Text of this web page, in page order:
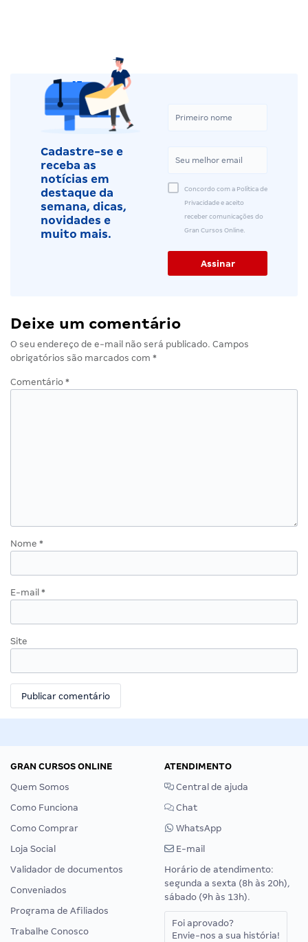
Cadastre-se e
receba as
notícias em
destaque da
semana, dicas,
novidades e
muito mais.
Concordo com a Política de
Privacidade e aceito
receber comunicações do
Gran Cursos Online.
Deixe um comentário
O seu endereço de e-mail não será publicado. Campos
obrigatórios são marcados com *
Comentário *
Nome *
E-mail *
Site
GRAN CURSOS ONLINE
Quem Somos
Como Funciona
Como Comprar
Loja Social
Validador de documentos
Conveniados
Programa de Afiliados
Trabalhe Conosco
ATENDIMENTO
Central de ajuda
Chat
WhatsApp
E-mail
Horário de atendimento:
segunda a sexta (8h às 20h),
sábado (9h às 13h).
Foi aprovado?
Envie-nos a sua história!